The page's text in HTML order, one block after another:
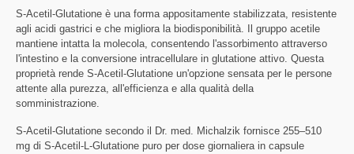
S-Acetil-Glutatione è una forma appositamente stabilizzata, resistente
agli acidi gastrici e che migliora la biodisponibilità. Il gruppo acetile
mantiene intatta la molecola, consentendo l'assorbimento attraverso
l'intestino e la conversione intracellulare in glutatione attivo. Questa
proprietà rende S-Acetil-Glutatione un'opzione sensata per le persone
attente alla purezza, all'efficienza e alla qualità della
somministrazione.
S-Acetil-Glutatione secondo il Dr. med. Michalzik fornisce 255–510
mg di S-Acetil-L-Glutatione puro per dose giornaliera in capsule